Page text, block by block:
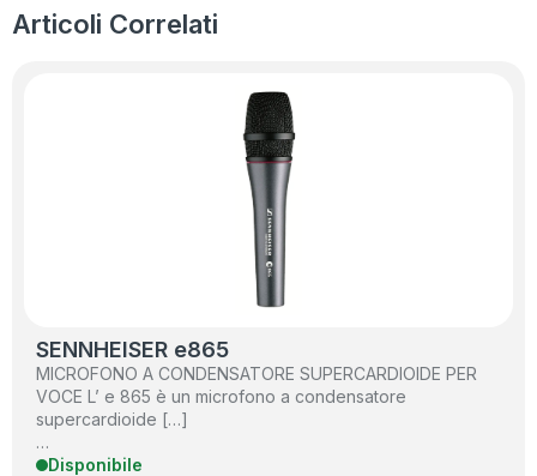
Articoli Correlati
SENNHEISER e865
MICROFONO A CONDENSATORE SUPERCARDIOIDE PER
VOCE L’ e 865 è un microfono a condensatore
supercardioide […]
…
Disponibile